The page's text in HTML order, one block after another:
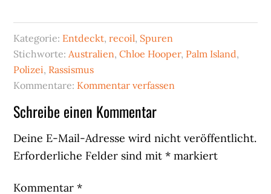
Kategorie: Entdeckt,recoil, Spuren
Stichworte: Australien,Chloe Hooper, Palm Island,
Polizei, Rassismus
Kommentare: Kommentar verfassen
Leser-
Interaktionen
Schreibe einen Kommentar
Deine E-Mail-Adresse wird nicht veröffentlicht.
Erforderliche Felder sind mit* markiert
Kommentar*